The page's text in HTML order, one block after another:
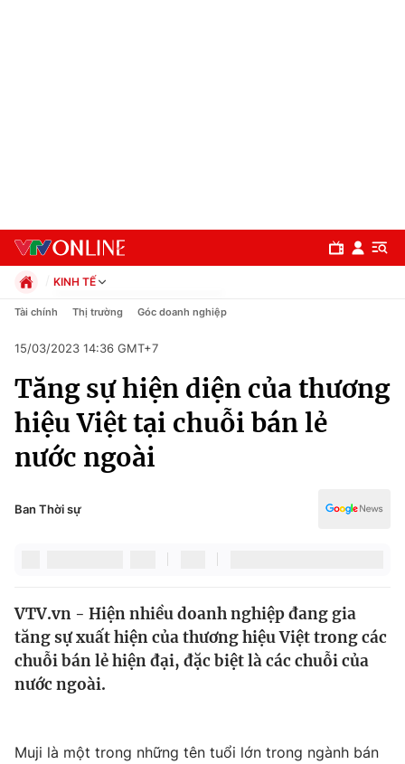
Chuyên mục
Chính trị
Xã hội
Pháp luật
Thế giới
Tin tức
Thế giới đó đây
Kinh tế
Thị trường
KINH TẾ
Chính trị
Pháp luật
Kinh tế
Thể thao
Truyền hình
Văn hóa - Giải trí
Công nghệ
Tài chính Thị trường Góc doanh nghiệp
15/03/2023 14:36 GMT+7
Tăng sự hiện diện của thương
hiệu Việt tại chuỗi bán lẻ
nước ngoài
Ban Thời sự
VTV.vn - Hiện nhiều doanh nghiệp đang gia
tăng sự xuất hiện của thương hiệu Việt trong các
chuỗi bán lẻ hiện đại, đặc biệt là các chuỗi của
nước ngoài.
Muji là một trong những tên tuổi lớn trong ngành bán